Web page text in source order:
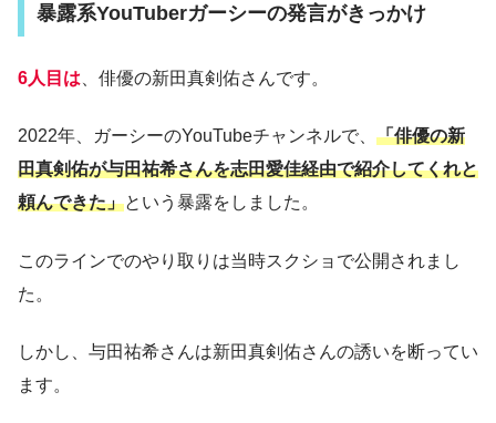
暴露系YouTuberガーシーの発言がきっかけ
6人目は 、俳優の新田真剣佑さんです。
2022年、ガーシーのYouTubeチャンネルで、 「俳優の新
田真剣佑が与田祐希さんを志田愛佳経由で紹介してくれと
頼んできた」という暴露をしました。
このラインでのやり取りは当時スクショで公開されまし
た。
しかし、与田祐希さんは新田真剣佑さんの誘いを断ってい
ます。